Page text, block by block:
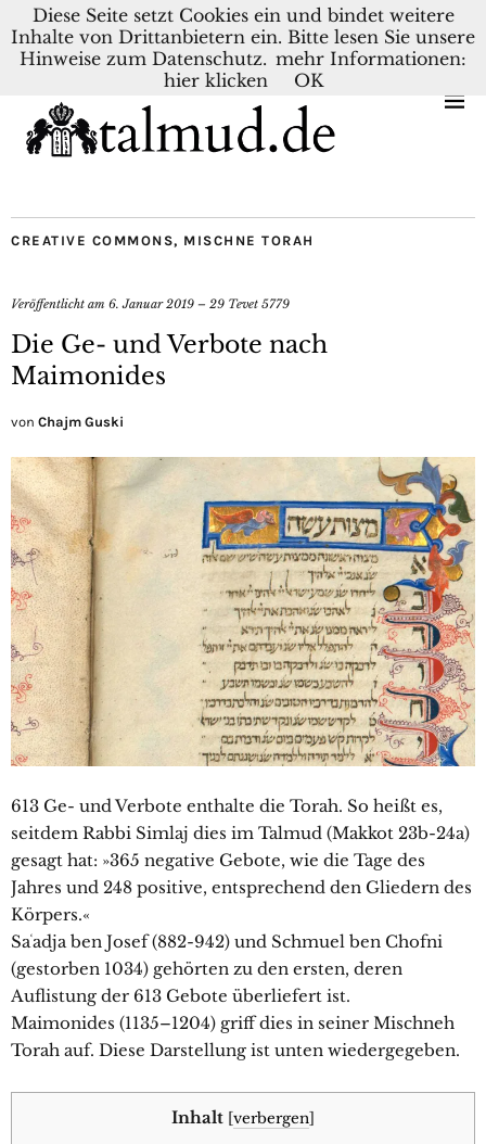
KONTAKT BLOG DEUTSCH NEDERLANDS
CREATIVE COMMONS, MISCHNE TORAH
Veröffentlicht am 6. Januar 2019 – 29 Tevet 5779
Die Ge- und Verbote nach
Maimonides
von Chajm Guski
613 Ge- und Verbote enthalte die Torah. So heißt es,
seitdem Rabbi Simlaj dies im Talmud (Makkot 23b-24a)
gesagt hat: »365 negative Gebote, wie die Tage des
Jahres und 248 positive, entsprechend den Gliedern des
Körpers.«
Saʿadja ben Josef (882-942) und Schmuel ben Chofni
(gestorben 1034) gehörten zu den ersten, deren
Auflistung der 613 Gebote überliefert ist.
Maimonides (1135–1204) griff dies in seiner Mischneh
Torah auf. Diese Darstellung ist unten wiedergegeben.
Inhalt [verbergen]
Diese Seite setzt Cookies ein und bindet weitere
Inhalte von Drittanbietern ein. Bitte lesen Sie unsere
Hinweise zum Datenschutz. mehr Informationen:
hier klicken
OK